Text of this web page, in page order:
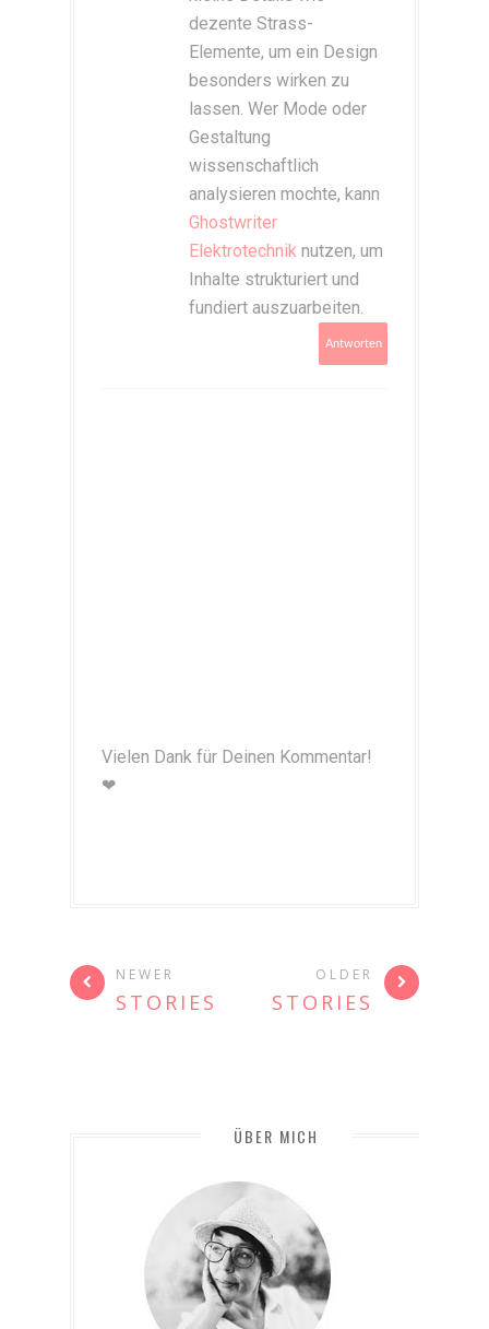
dezente Strass-
Elemente, um ein Design
besonders wirken zu
lassen. Wer Mode oder
Gestaltung
wissenschaftlich
analysieren mochte, kann
Ghostwriter
Elektrotechnik nutzen, um
Inhalte strukturiert und
fundiert auszuarbeiten.
Antworten
Vielen Dank für Deinen Kommentar!
❤
NEWER
STORIES
OLDER
STORIES
ÜBER MICH